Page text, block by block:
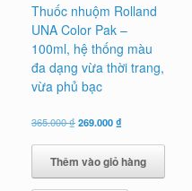
Thuốc nhuộm Rolland
UNA Color Pak –
100ml, hệ thống màu
đa dạng vừa thời trang,
vừa phủ bạc
365.000₫Giá
là:
365.000 ₫.
269.000₫
tại
là:
269.000 ₫.
Thêm vào giỏ hàng